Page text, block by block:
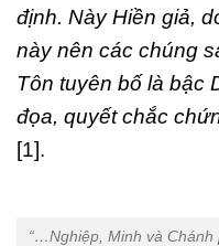
định. Này Hiền giả,
này nên các chúng
Tôn tuyên bố là bậc
đọa, quyết chắc
[1].
“…Nghiệp, Minh và